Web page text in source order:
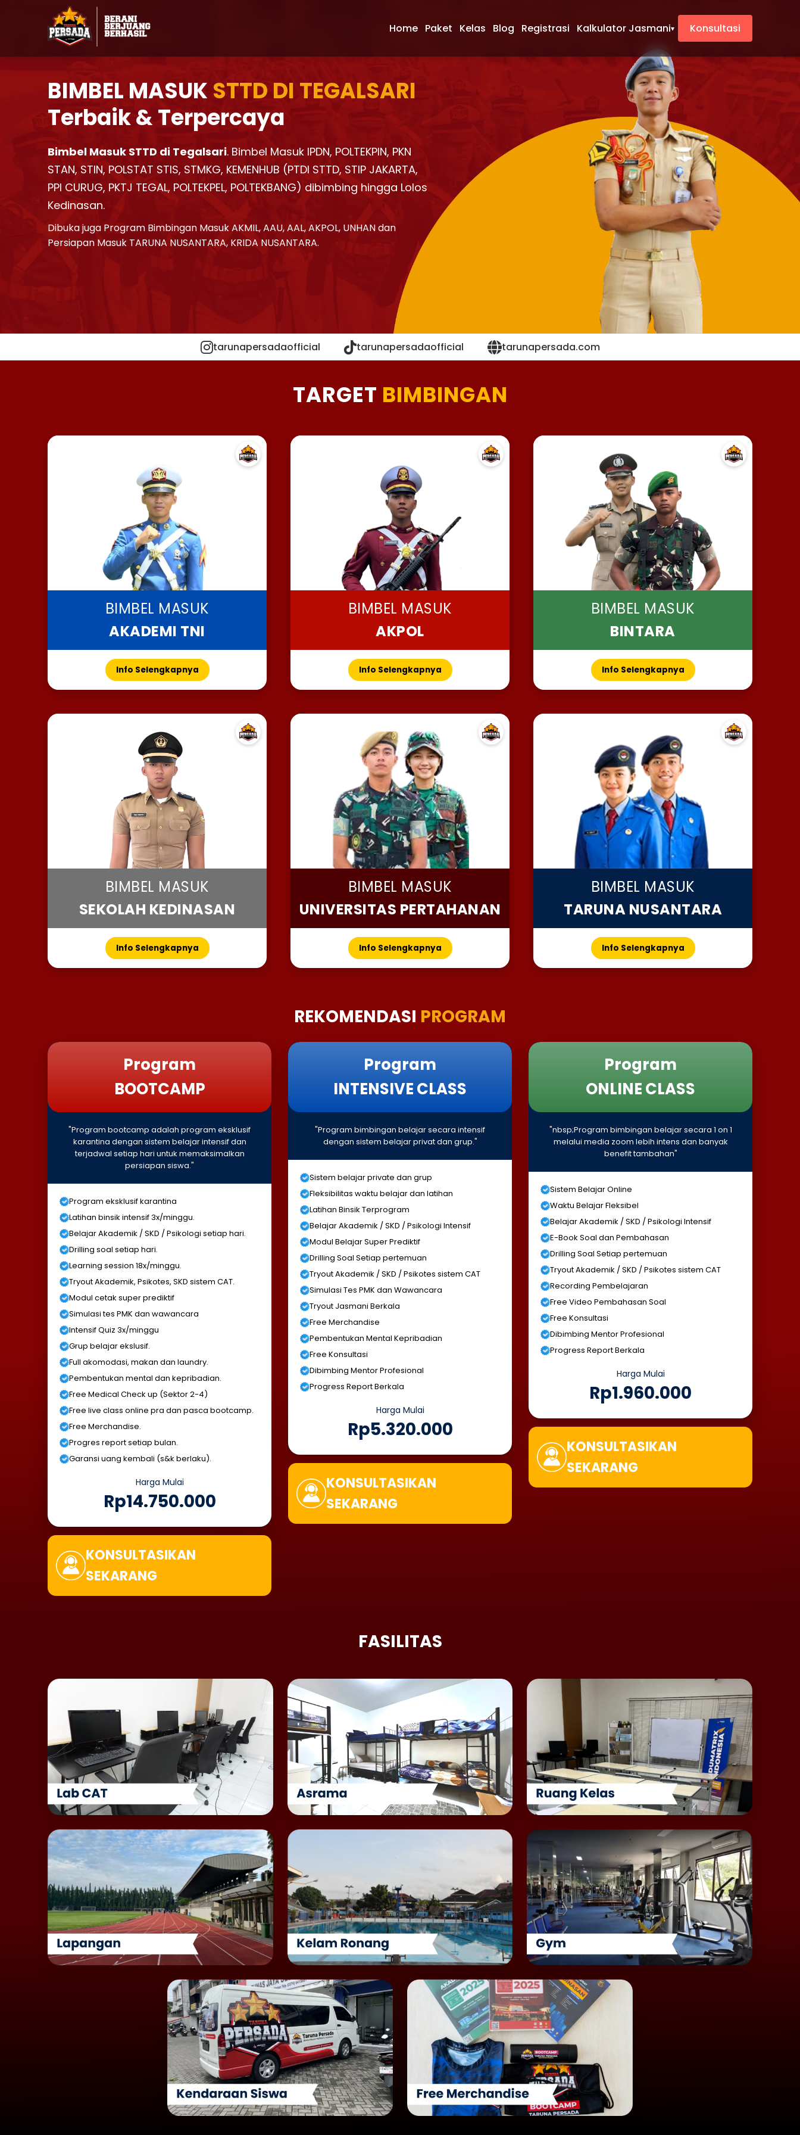
Home Paket Kelas Blog Registrasi Kalkulator Jasmani▾ Konsultasi
BIMBEL MASUK STTD DI TEGALSARI
Terbaik & Terpercaya
Bimbel Masuk STTD di Tegalsari. Bimbel Masuk IPDN, POLTEKPIN, PKN
STAN, STIN, POLSTAT STIS, STMKG, KEMENHUB (PTDI STTD, STIP JAKARTA,
PPI CURUG, PKTJ TEGAL, POLTEKPEL, POLTEKBANG) dibimbing hingga Lolos
Kedinasan.
Dibuka juga Program Bimbingan Masuk AKMIL, AAU, AAL, AKPOL, UNHAN dan
Persiapan Masuk TARUNA NUSANTARA, KRIDA NUSANTARA.
tarunapersadaofficial tarunapersadaofficial tarunapersada.com
TARGET BIMBINGAN
BIMBEL MASUK
AKADEMI TNI
Info Selengkapnya
BIMBEL MASUK
AKPOL
Info Selengkapnya
BIMBEL MASUK
BINTARA
Info Selengkapnya
BIMBEL MASUK
SEKOLAH KEDINASAN
Info Selengkapnya
BIMBEL MASUK
UNIVERSITAS PERTAHANAN
Info Selengkapnya
BIMBEL MASUK
TARUNA NUSANTARA
Info Selengkapnya
REKOMENDASI PROGRAM
Program
BOOTCAMP
"Program bootcamp adalah program eksklusif
karantina dengan sistem belajar intensif dan
terjadwal setiap hari untuk memaksimalkan
persiapan siswa."
Program eksklusif karantina
Latihan binsik intensif 3x/minggu.
Belajar Akademik / SKD / Psikologi setiap hari.
Drilling soal setiap hari.
Learning session 18x/minggu.
Tryout Akademik, Psikotes, SKD sistem CAT.
Modul cetak super prediktif
Simulasi tes PMK dan wawancara
Intensif Quiz 3x/minggu
Grup belajar ekslusif.
Full akomodasi, makan dan laundry.
Pembentukan mental dan kepribadian.
Free Medical Check up (Sektor 2-4)
Free live class online pra dan pasca bootcamp.
Free Merchandise.
Progres report setiap bulan.
Garansi uang kembali (s&k berlaku).
Harga Mulai
Rp14.750.000
KONSULTASIKAN
SEKARANG
Program
INTENSIVE CLASS
"Program bimbingan belajar secara intensif
dengan sistem belajar privat dan grup."
Sistem belajar private dan grup
Fleksibilitas waktu belajar dan latihan
Latihan Binsik Terprogram
Belajar Akademik / SKD / Psikologi Intensif
Modul Belajar Super Prediktif
Drilling Soal Setiap pertemuan
Tryout Akademik / SKD / Psikotes sistem CAT
Simulasi Tes PMK dan Wawancara
Tryout Jasmani Berkala
Free Merchandise
Pembentukan Mental Kepribadian
Free Konsultasi
Dibimbing Mentor Profesional
Progress Report Berkala
Harga Mulai
Rp5.320.000
KONSULTASIKAN
SEKARANG
Program
ONLINE CLASS
"nbsp;Program bimbingan belajar secara 1 on 1
melalui media zoom lebih intens dan banyak
benefit tambahan"
Sistem Belajar Online
Waktu Belajar Fleksibel
Belajar Akademik / SKD / Psikologi Intensif
E-Book Soal dan Pembahasan
Drilling Soal Setiap pertemuan
Tryout Akademik / SKD / Psikotes sistem CAT
Recording Pembelajaran
Free Video Pembahasan Soal
Free Konsultasi
Dibimbing Mentor Profesional
Progress Report Berkala
Harga Mulai
Rp1.960.000
KONSULTASIKAN
SEKARANG
FASILITAS